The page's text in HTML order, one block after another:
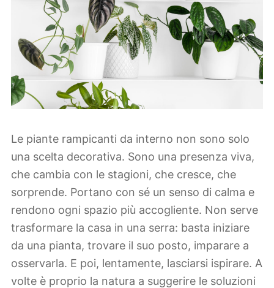
Le piante rampicanti da interno non sono solo
una scelta decorativa. Sono una presenza viva,
che cambia con le stagioni, che cresce, che
sorprende. Portano con sé un senso di calma e
rendono ogni spazio più accogliente. Non serve
trasformare la casa in una serra: basta iniziare
da una pianta, trovare il suo posto, imparare a
osservarla. E poi, lentamente, lasciarsi ispirare. A
volte è proprio la natura a suggerire le soluzioni